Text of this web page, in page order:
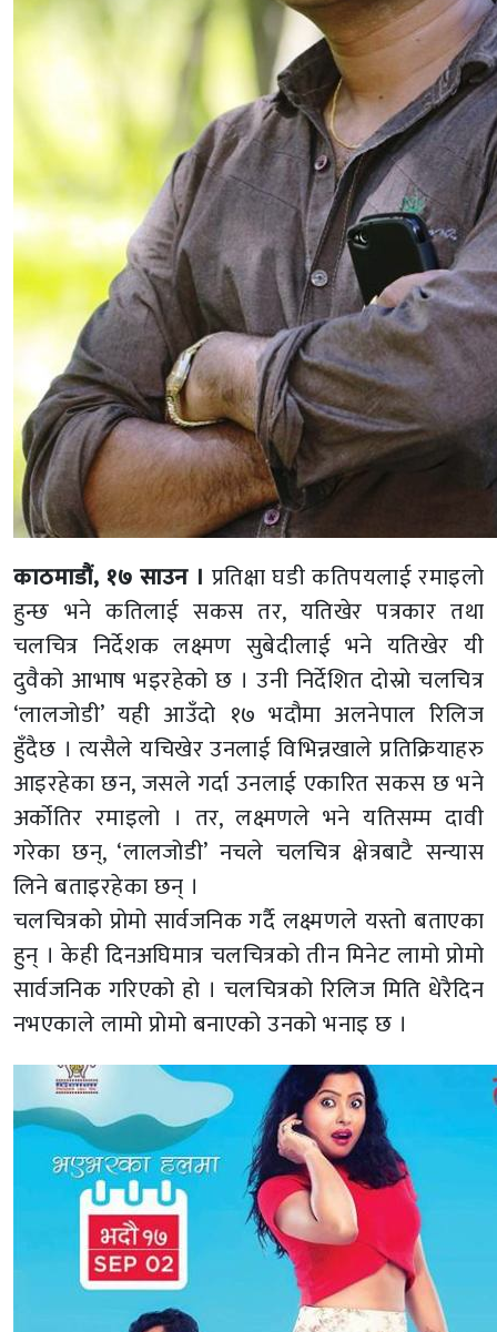
काठमाडौं, १७ साउन । प्रतिक्षा घडी कतिपयलाई रमाइलो
हुन्छ भने कतिलाई सकस तर, यतिखेर पत्रकार तथा
चलचित्र निर्देशक लक्ष्मण सुबेदीलाई भने यतिखेर यी
दुवैको आभाष भइरहेको छ । उनी निर्देशित दोस्रो चलचित्र
‘लालजोडी’ यही आउँदो १७ भदौमा अलनेपाल रिलिज
हुँदैछ । त्यसैले यचिखेर उनलाई विभिन्नखाले प्रतिक्रियाहरु
आइरहेका छन, जसले गर्दा उनलाई एकारित सकस छ भने
अर्कोतिर रमाइलो । तर, लक्ष्मणले भने यतिसम्म दावी
गरेका छन्, ‘लालजोडी’ नचले चलचित्र क्षेत्रबाटै सन्यास
लिने बताइरहेका छन् ।
चलचित्रको प्रोमो सार्वजनिक गर्दै लक्ष्मणले यस्तो बताएका
हुन् । केही दिनअघिमात्र चलचित्रको तीन मिनेट लामो प्रोमो
सार्वजनिक गरिएको हो । चलचित्रको रिलिज मिति धेरैदिन
नभएकाले लामो प्रोमो बनाएको उनको भनाइ छ ।